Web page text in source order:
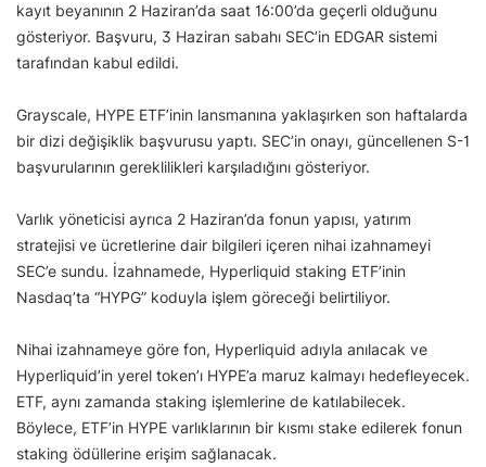
kayıt beyanının 2 Haziran’da saat 16:00’da geçerli olduğunu
gösteriyor. Başvuru, 3 Haziran sabahı SEC’in EDGAR sistemi
tarafından kabul edildi.
Grayscale, HYPE ETF’inin lansmanına yaklaşırken son haftalarda
bir dizi değişiklik başvurusu yaptı. SEC’in onayı, güncellenen S-1
başvurularının gereklilikleri karşıladığını gösteriyor.
Varlık yöneticisi ayrıca 2 Haziran’da fonun yapısı, yatırım
stratejisi ve ücretlerine dair bilgileri içeren nihai izahnameyi
SEC’e sundu. İzahnamede, Hyperliquid staking ETF’inin
Nasdaq’ta “HYPG” koduyla işlem göreceği belirtiliyor.
Nihai izahnameye göre fon, Hyperliquid adıyla anılacak ve
Hyperliquid’in yerel token’ı HYPE’a maruz kalmayı hedefleyecek.
ETF, aynı zamanda staking işlemlerine de katılabilecek.
Böylece, ETF’in HYPE varlıklarının bir kısmı stake edilerek fonun
staking ödüllerine erişim sağlanacak.